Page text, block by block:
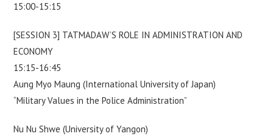
15:00-15:15
[SESSION 3] TATMADAW’S ROLE IN ADMINISTRATION AND
ECONOMY
15:15-16:45
Aung Myo Maung (International University of Japan)
“Military Values in the Police Administration”
Nu Nu Shwe (University of Yangon)